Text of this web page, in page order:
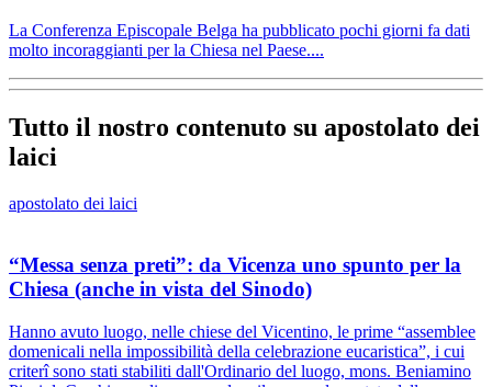
La Conferenza Episcopale Belga ha pubblicato pochi giorni fa dati
molto incoraggianti per la Chiesa nel Paese....
Tutto il nostro contenuto su apostolato dei
laici
apostolato dei laici
“Messa senza preti”: da Vicenza uno spunto per la
Chiesa (anche in vista del Sinodo)
Hanno avuto luogo, nelle chiese del Vicentino, le prime “assemblee
domenicali nella impossibilità della celebrazione eucaristica”, i cui
criterî sono stati stabiliti dall'Ordinario del luogo, mons. Beniamino